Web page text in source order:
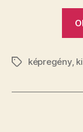
Címkékképregény,